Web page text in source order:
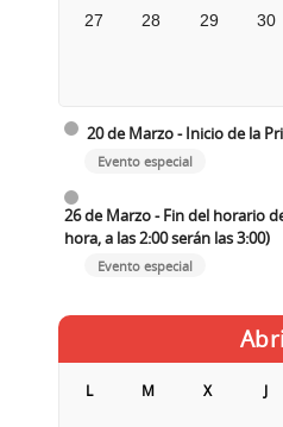
27 28 29 30
20 de Marzo - Inicio de la
Evento especial
26 de Marzo - Fin del horario
hora, a las 2:00 serán las 3:00)
Evento especial
L M X J